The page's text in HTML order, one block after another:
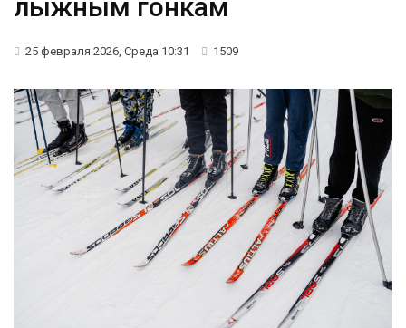
лыжным гонкам
25 февраля 2026, Среда 10:31 1509